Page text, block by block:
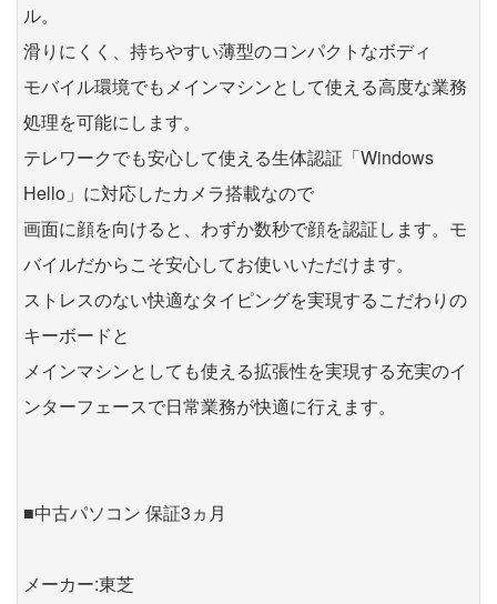
ル。
滑りにくく、持ちやすい薄型のコンパクトなボディ
モバイル環境でもメインマシンとして使える高度な業務
処理を可能にします。
テレワークでも安心して使える生体認証「Windows
Hello」に対応したカメラ搭載なので
画面に顔を向けると、わずか数秒で顔を認証します。モ
バイルだからこそ安心してお使いいただけます。
ストレスのない快適なタイピングを実現するこだわりの
キーボードと
メインマシンとしても使える拡張性を実現する充実のイ
ンターフェースで日常業務が快適に行えます。
■中古パソコン 保証3ヵ月
メーカー:東芝